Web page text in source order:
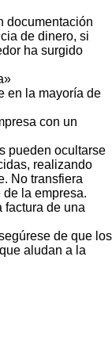
documentación
de dinero, si
ha surgido
en la mayoría de
con un
pueden ocultarse
realizando
No transfiera
la empresa.
factura de una
de que los
aludan a la